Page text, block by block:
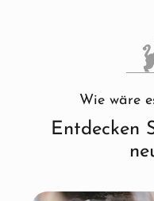
Wie wäre
Entdecken